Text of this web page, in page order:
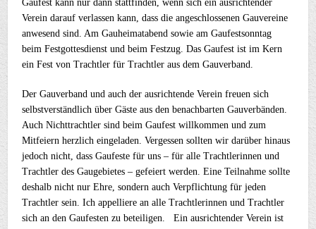
Gaufest kann nur dann stattfinden, wenn sich ein ausrichtender
Verein darauf verlassen kann, dass die angeschlossenen Gauvereine
anwesend sind. Am Gauheimatabend sowie am Gaufestsonntag
beim Festgottesdienst und beim Festzug. Das Gaufest ist im Kern
ein Fest von Trachtler für Trachtler aus dem Gauverband.
Der Gauverband und auch der ausrichtende Verein freuen sich
selbstverständlich über Gäste aus den benachbarten Gauverbänden.
Auch Nichttrachtler sind beim Gaufest willkommen und zum
Mitfeiern herzlich eingeladen. Vergessen sollten wir darüber hinaus
jedoch nicht, dass Gaufeste für uns – für alle Trachtlerinnen und
Trachtler des Gaugebietes – gefeiert werden. Eine Teilnahme sollte
deshalb nicht nur Ehre, sondern auch Verpflichtung für jeden
Trachtler sein. Ich appelliere an alle Trachtlerinnen und Trachtler
sich an den Gaufesten zu beteiligen. Ein ausrichtender Verein ist